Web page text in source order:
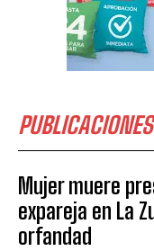
Mujer muere
expareja en La
orfandad